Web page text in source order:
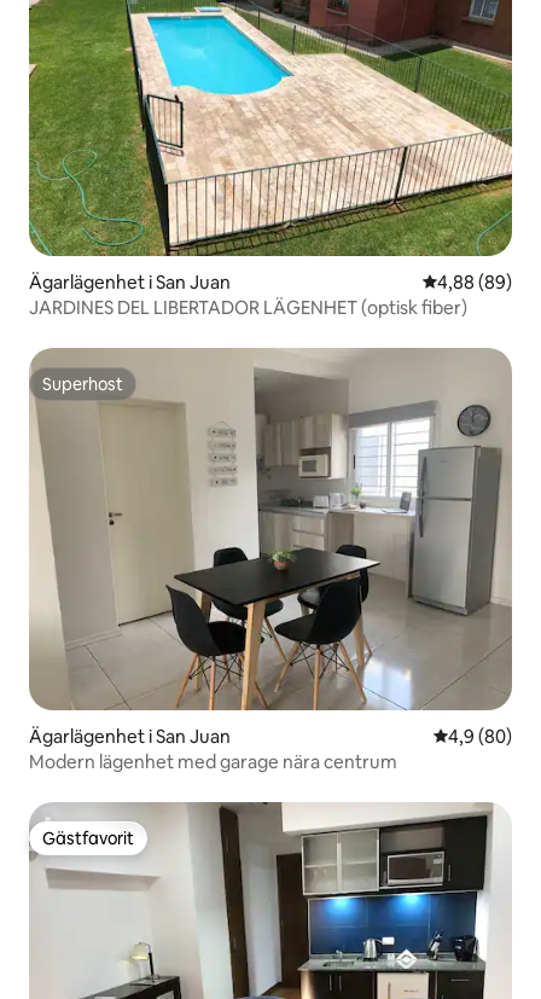
Ägarlägenhet i San Juan 4,88 av 5 i
4,88 (89)
JARDINES DEL LIBERTADOR LÄGENHET (optisk fiber)
Superhost
Superhost
Ägarlägenhet i San Juan 4,9 av 5 i
4,9 (80)
Modern lägenhet med garage nära centrum
Gästfavorit
Gästfavorit